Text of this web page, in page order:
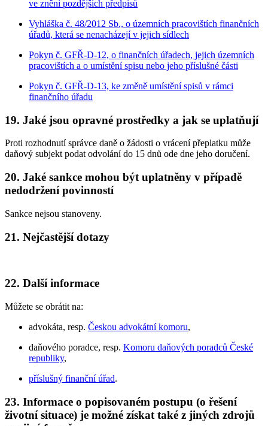
ve znění pozdějších předpisů
Vyhláška č. 48/2012 Sb., o územních pracovištích finančních
úřadů, která se nenacházejí v jejich sídlech
Pokyn č. GFŘ-D-12, o finančních úřadech, jejich územních
pracovištích a o umístění spisu nebo jeho příslušné části
Pokyn č. GFŘ-D-13, ke změně umístění spisů v rámci
finančního úřadu
19. Jaké jsou opravné prostředky a jak se uplatňují
Proti rozhodnutí správce daně o žádosti o vrácení přeplatku může
daňový subjekt podat odvolání do 15 dnů ode dne jeho doručení.
20. Jaké sankce mohou být uplatněny v případě
nedodržení povinností
Sankce nejsou stanoveny.
21. Nejčastější dotazy
22. Další informace
Můžete se obrátit na:
advokáta, resp. Českou advokátní komoru,
daňového poradce, resp. Komoru daňových poradců České
republiky,
příslušný finanční úřad.
23. Informace o popisovaném postupu (o řešení
životní situace) je možné získat také z jiných zdrojů